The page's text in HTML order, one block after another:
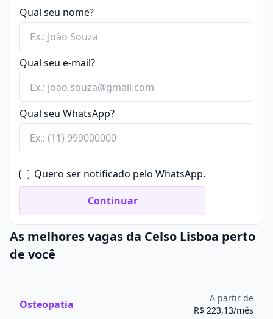
Qual seu nome?
Qual seu e-mail?
Qual seu WhatsApp?
Quero ser notificado pelo WhatsApp.
Continuar
As melhores vagas da Celso Lisboa perto
de você
Osteopatia
A partir de
R$ 223,13/mês